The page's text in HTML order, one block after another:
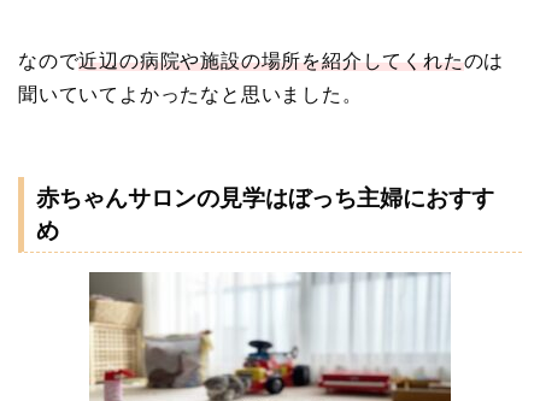
なので近辺の病院や施設の場所を紹介してくれたのは
聞いていてよかったなと思いました。
赤ちゃんサロンの見学はぼっち主婦におすす
め